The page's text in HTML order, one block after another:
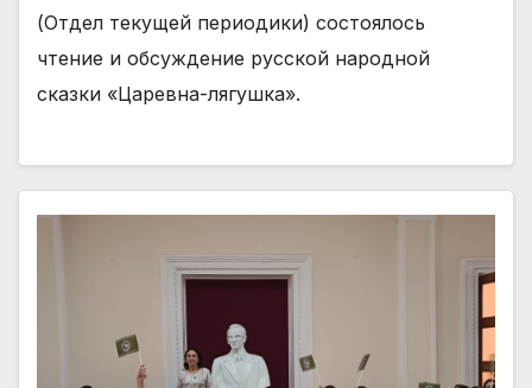
(Отдел текущей периодики) состоялось
чтение и обсуждение русской народной
сказки «Царевна-лягушка».